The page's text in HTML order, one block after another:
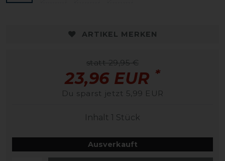
ARTIKEL MERKEN
statt 29,95 €
23,96 EUR *
Du sparst jetzt 5,99 EUR
Inhalt 1 Stück
Ausverkauft